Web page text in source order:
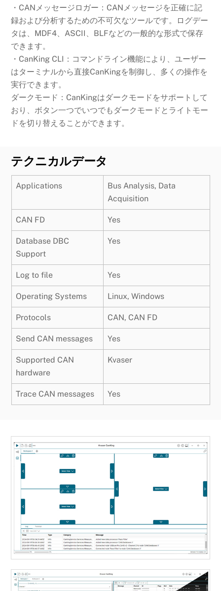
・CANメッセージロガー：CANメッセージを正確に記
録および分析するための不可欠なツールです。ログデー
タは、MDF4、ASCII、BLFなどの一般的な形式で保存
できます。
・CanKing CLI：コマンドライン機能により、ユーザー
はターミナルから直接CanKingを制御し、多くの操作を
実行できます。
ダークモード：CanKingはダークモードをサポートして
おり、ボタン一つでいつでもダークモードとライトモー
ドを切り替えることができます。
テクニカルデータ
Applications
Bus Analysis, Data
Acquisition
CAN FD Yes
Database DBC
Support
Yes
Log to file Yes
Operating Systems Linux, Windows
Protocols CAN, CAN FD
Send CAN messages Yes
Supported CAN
hardware
Kvaser
Trace CAN messages Yes